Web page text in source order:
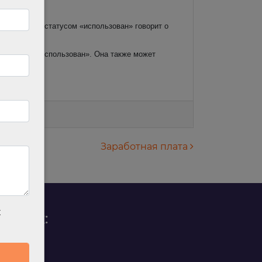
талон со статусом «использован» говорит о
«использован». Она также может
Заработная плата
88 45